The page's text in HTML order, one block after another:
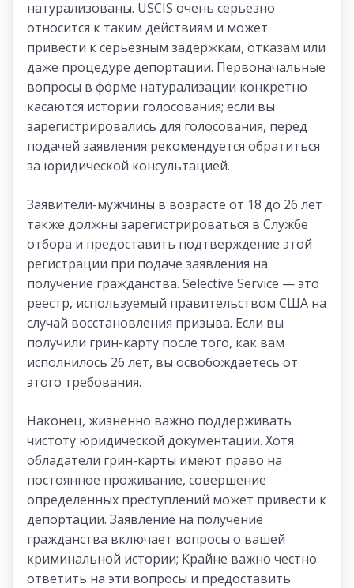
натурализованы. USCIS очень серьезно
относится к таким действиям и может
привести к серьезным задержкам, отказам или
даже процедуре депортации. Первоначальные
вопросы в форме натурализации конкретно
касаются истории голосования; если вы
зарегистрировались для голосования, перед
подачей заявления рекомендуется обратиться
за юридической консультацией.
Заявители-мужчины в возрасте от 18 до 26 лет
также должны зарегистрироваться в Службе
отбора и предоставить подтверждение этой
регистрации при подаче заявления на
получение гражданства. Selective Service — это
реестр, используемый правительством США на
случай восстановления призыва. Если вы
получили грин-карту после того, как вам
исполнилось 26 лет, вы освобождаетесь от
этого требования.
Наконец, жизненно важно поддерживать
чистоту юридической документации. Хотя
обладатели грин-карты имеют право на
постоянное проживание, совершение
определенных преступлений может привести к
депортации. Заявление на получение
гражданства включает вопросы о вашей
криминальной истории; Крайне важно честно
ответить на эти вопросы и предоставить